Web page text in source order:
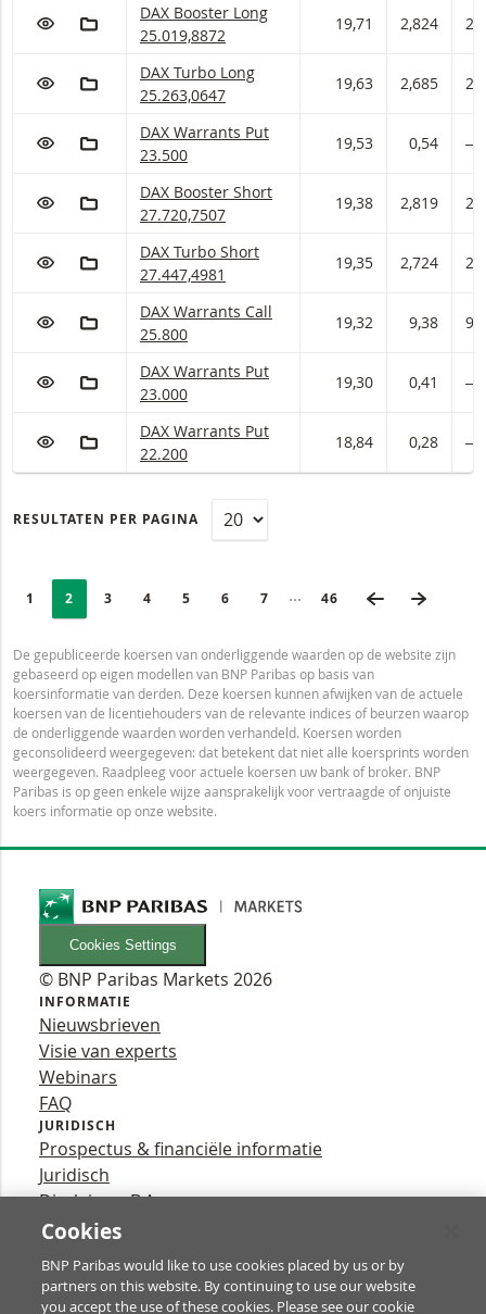
VOEG TOE AAN WATCHLIST
AAN PORTFOLIO TOEVOEGEN
DAX Booster met ISIN code:
DAX Booster Long
25.019,8872
19,71 2,824
VOEG TOE AAN WATCHLIST
AAN PORTFOLIO TOEVOEGEN
DAX Turbo met ISIN code:
DAX Turbo Long
25.263,0647
19,63 2,685
VOEG TOE AAN WATCHLIST
AAN PORTFOLIO TOEVOEGEN
DAX Warrants met ISIN code:
DAX Warrants Put
23.500
19,53 0,54 ―
VOEG TOE AAN WATCHLIST
AAN PORTFOLIO TOEVOEGEN
DAX Booster met ISIN code:
DAX Booster Short
27.720,7507
19,38 2,819
VOEG TOE AAN WATCHLIST
AAN PORTFOLIO TOEVOEGEN
DAX Turbo met ISIN code:
DAX Turbo Short
27.447,4981
19,35 2,724
VOEG TOE AAN WATCHLIST
AAN PORTFOLIO TOEVOEGEN
DAX Warrants met ISIN code:
DAX Warrants Call
25.800
19,32 9,38
VOEG TOE AAN WATCHLIST
AAN PORTFOLIO TOEVOEGEN
DAX Warrants met ISIN code:
DAX Warrants Put
23.000
19,30 0,41 ―
VOEG TOE AAN WATCHLIST
AAN PORTFOLIO TOEVOEGEN
DAX Warrants met ISIN code:
DAX Warrants Put
22.200
18,84 0,28 ―
RESULTATEN PER PAGINA
PAGINERING
PAGE
1 Selected:
PAGINA
2 PAGINA
3 PAGINA
4 PAGINA
5 PAGINA
6 PAGINA
7 Ingeklapte pagina’s
LAATSTE PAGINA
46 VORIGE
De gepubliceerde koersen van onderliggende waarden op de website zijn
gebaseerd op eigen modellen van BNP Paribas op basis van
koersinformatie van derden. Deze koersen kunnen afwijken van de actuele
koersen van de licentiehouders van de relevante indices of beurzen waarop
de onderliggende waarden worden verhandeld. Koersen worden
geconsolideerd weergegeven: dat betekent dat niet alle koersprints worden
weergegeven. Raadpleeg voor actuele koersen uw bank of broker. BNP
Paribas is op geen enkele wijze aansprakelijk voor vertraagde of onjuiste
koers informatie op onze website.
Cookies Settings
© BNP Paribas Markets 2026
INFORMATIE
Nieuwsbrieven
Visie van experts
Webinars
FAQ
JURIDISCH
Prospectus & financiële informatie
Juridisch
Disclaimer B.A.
Privacy
YouTube
X
Cookies
BNP Paribas would like to use cookies placed by us or by
partners on this website. By continuing to use our website
you accept the use of these cookies. Please see our cookie